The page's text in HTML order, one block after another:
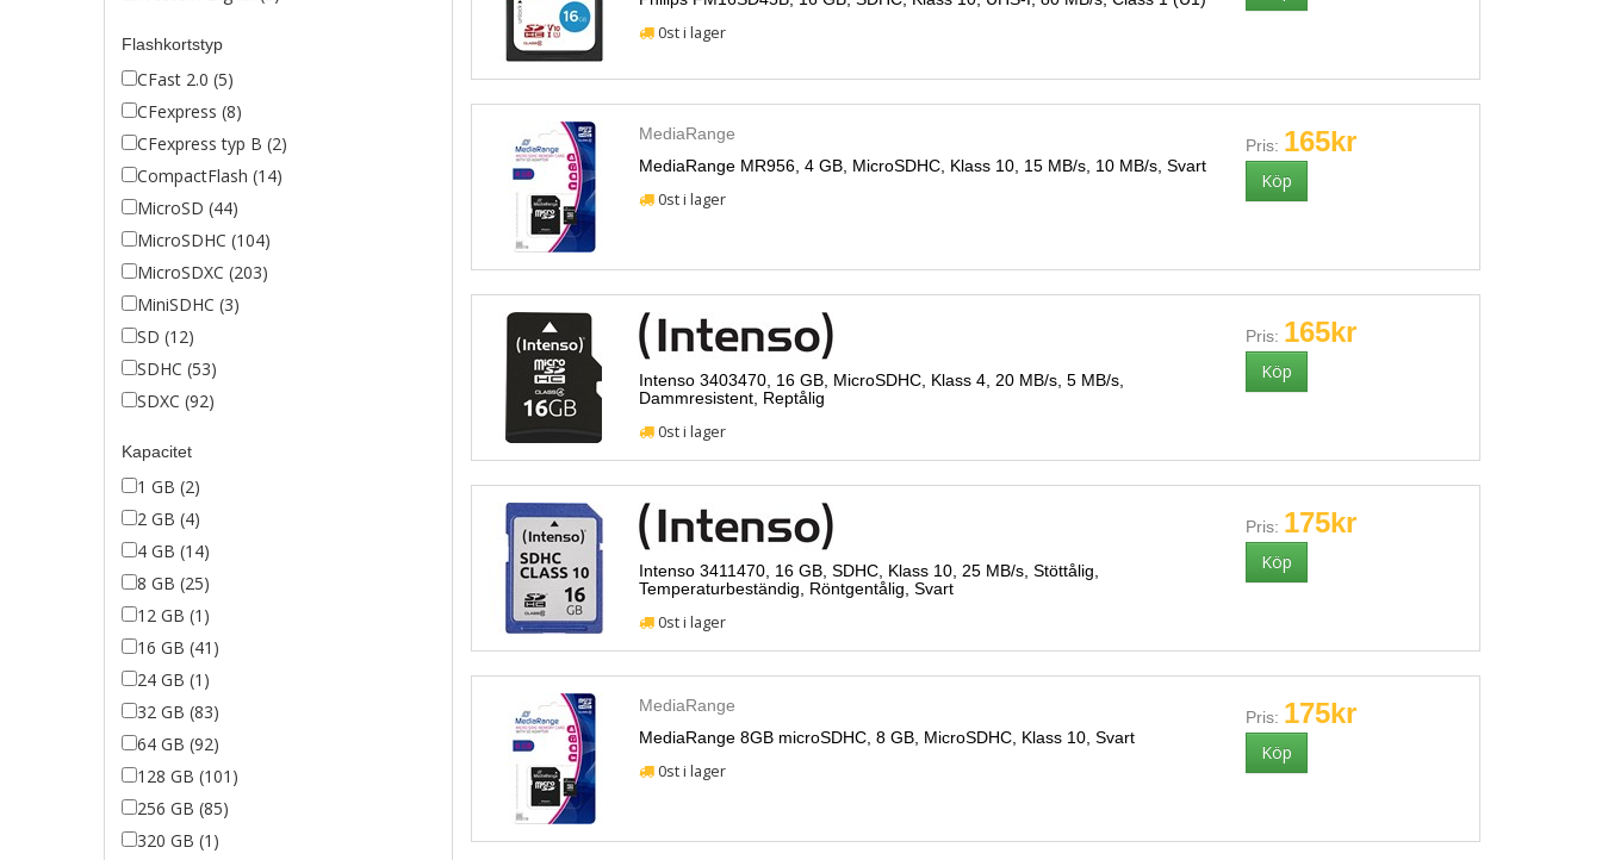
Flashkortstyp
CFast 2.0 (5)
CFexpress (8)
CFexpress typ B (2)
CompactFlash (14)
MicroSD (44)
MicroSDHC (104)
MicroSDXC (203)
MiniSDHC (3)
SD (12)
SDHC (53)
SDXC (92)
Kapacitet
1 GB (2)
2 GB (4)
4 GB (14)
8 GB (25)
12 GB (1)
16 GB (41)
24 GB (1)
32 GB (83)
64 GB (92)
128 GB (101)
256 GB (85)
320 GB (1)
0st i lager
MediaRange
MediaRange MR956, 4 GB, MicroSDHC, Klass 10, 15 MB/s, 10 MB/s, Svart
0st i lager
Pris: 165kr
Intenso 3403470, 16 GB, MicroSDHC, Klass 4, 20 MB/s, 5 MB/s,
Dammresistent, Reptålig
0st i lager
Pris: 165kr
Intenso 3411470, 16 GB, SDHC, Klass 10, 25 MB/s, Stöttålig,
Temperaturbeständig, Röntgentålig, Svart
0st i lager
Pris: 175kr
MediaRange
MediaRange 8GB microSDHC, 8 GB, MicroSDHC, Klass 10, Svart
0st i lager
Pris: 175kr